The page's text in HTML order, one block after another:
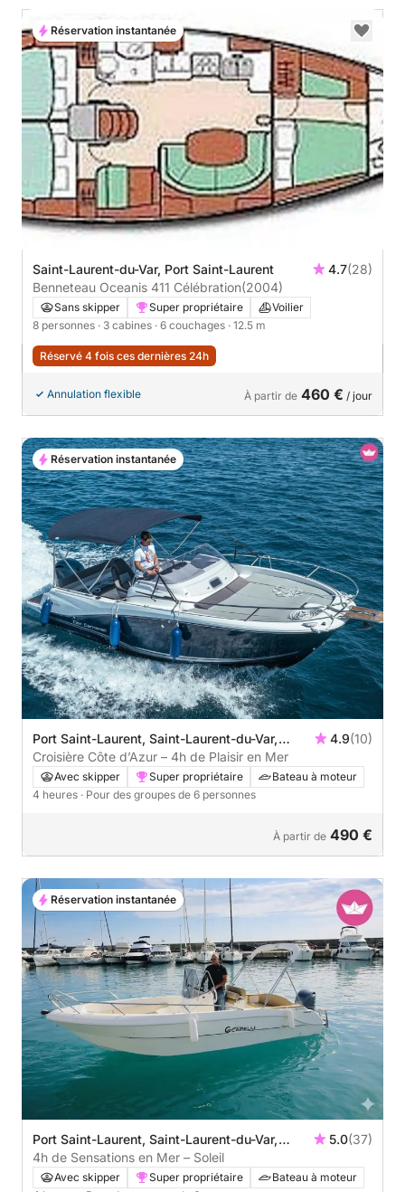
Saint-Laurent-du-Var, Port Saint-Laurent 4.7(28)
Benneteau Oceanis 411 Célébration(2004)
Sans skipper Super propriétaire
Voilier
8 personnes · 3 cabines · 6 couchages · 12.5 m
Réservé 4 fois ces dernières 24h
Annulation flexible À partir de 460 € / jour
Réservation instantanée
Port Saint-Laurent, Saint-Laurent-du-Var,
France
4.9(10)
Croisière Côte d’Azur – 4h de Plaisir en Mer
Avec skipper Super propriétaire
Bateau à moteur
4 heures · Pour des groupes de 6 personnes
À partir de 490 €
Réservation instantanée
Port Saint-Laurent, Saint-Laurent-du-Var,
France
5.0(37)
4h de Sensations en Mer – Soleil
Avec skipper Super propriétaire
Bateau à moteur
Réservation instantanée